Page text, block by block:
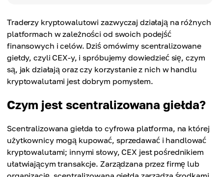
Traderzy kryptowalutowi zazwyczaj działają na różnych
platformach w zależności od swoich podejść
finansowych i celów. Dziś omówimy scentralizowane
giełdy, czyli CEX-y, i spróbujemy dowiedzieć się, czym
są, jak działają oraz czy korzystanie z nich w handlu
kryptowalutami jest dobrym pomysłem.
Czym jest scentralizowana giełda?
Scentralizowana giełda to cyfrowa platforma, na której
użytkownicy mogą kupować, sprzedawać i handlować
kryptowalutami; innymi słowy, CEX jest pośrednikiem
ułatwiającym transakcje. Zarządzana przez firmę lub